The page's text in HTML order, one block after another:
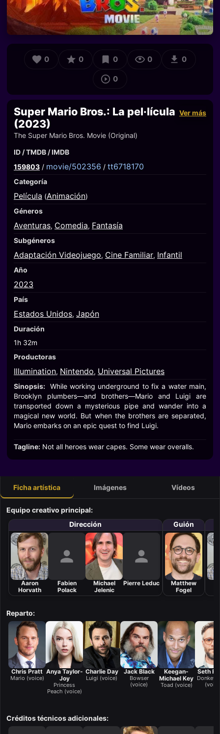
0 0 0 0 0
0
Super Mario Bros.: La pel·lícula
(2023)
Ver más
The Super Mario Bros. Movie (Original)
ID / TMDB / IMDB
159803 / movie/502356 / tt6718170
Categoría
Película (Animación)
Géneros
Aventuras, Comedia, Fantasía
Subgéneros
Adaptación Videojuego, Cine Familiar, Infantil
Año
2023
País
Estados Unidos, Japón
Duración
1h 32m
Productoras
Illumination, Nintendo, Universal Pictures
Sinopsis: While working underground to fix a water main,
Brooklyn plumbers—and brothers—Mario and Luigi are
transported down a mysterious pipe and wander into a
magical new world. But when the brothers are separated,
Mario embarks on an epic quest to find Luigi.
Tagline: Not all heroes wear capes. Some wear overalls.
Ficha artística Imágenes Vídeos
Equipo creativo principal:
Dirección
Aaron
Horvath
Fabien
Polack
Michael
Jelenic
Pierre Leduc
Guión
Matthew
Fogel
Reparto:
Chris Pratt
Mario (voice)
Anya Taylor-
Joy
Princess
Peach (voice)
Charlie Day
Luigi (voice)
Jack Black
Bowser
(voice)
Keegan-
Michael Key
Toad (voice)
Seth
Donkey
Créditos técnicos adicionales: